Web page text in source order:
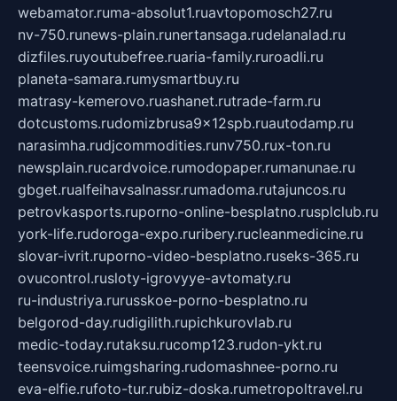
webamator.ruma-absolut1.ruavtopomosch27.ru
nv-750.runews-plain.runertansaga.rudelanalad.ru
dizfiles.ruyoutubefree.ruaria-family.ruroadli.ru
planeta-samara.rumysmartbuy.ru
matrasy-kemerovo.ruashanet.rutrade-farm.ru
dotcustoms.rudomizbrusa9x12spb.ruautodamp.ru
narasimha.rudjcommodities.runv750.rux-ton.ru
newsplain.rucardvoice.rumodopaper.rumanunae.ru
gbget.rualfeihavsalnassr.rumadoma.rutajuncos.ru
petrovkasports.ruporno-online-besplatno.rusplclub.ru
york-life.rudoroga-expo.ruribery.rucleanmedicine.ru
slovar-ivrit.ruporno-video-besplatno.ruseks-365.ru
ovucontrol.rusloty-igrovyye-avtomaty.ru
ru-industriya.rurusskoe-porno-besplatno.ru
belgorod-day.rudigilith.rupichkurovlab.ru
medic-today.rutaksu.rucomp123.rudon-ykt.ru
teensvoice.ruimgsharing.rudomashnee-porno.ru
eva-elfie.rufoto-tur.rubiz-doska.rumetropoltravel.ru